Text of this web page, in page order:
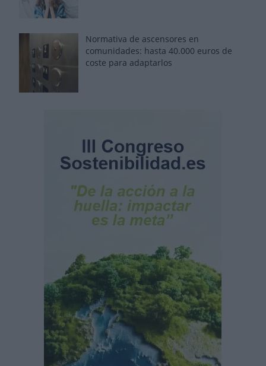
Normativa de ascensores en
comunidades: hasta 40.000 euros de
coste para adaptarlos